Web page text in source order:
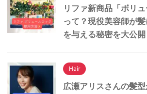
リファ新商品「ボリュ
って？現役美容師が
を与える秘密を大公開
Hair
広瀬アリスさんの髪